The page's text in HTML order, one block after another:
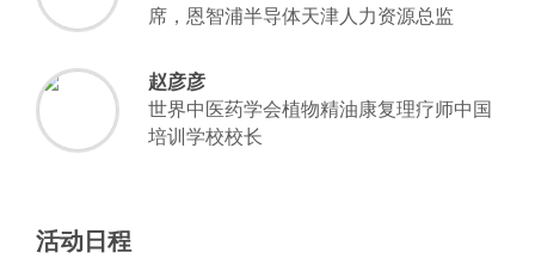
席，恩智浦半导体天津人力资源总监
赵彦彦
世界中医药学会植物精油康复理疗师中国
培训学校校长
活动日程